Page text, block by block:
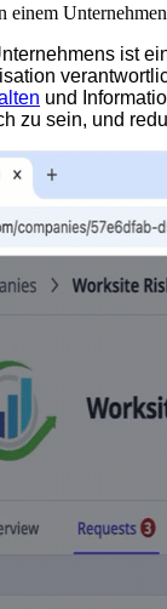
einem
ist
und
zu sein, und